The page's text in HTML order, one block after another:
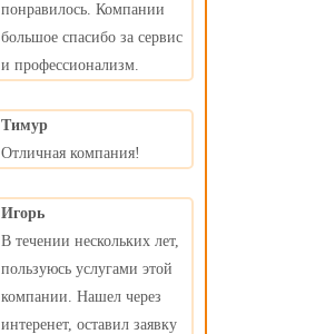
понравилось. Компании
большое спасибо за сервис
и профессионализм.
Тимур
Отличная компания!
Игорь
В течении нескольких лет,
пользуюсь услугами этой
компании. Нашел через
интеренет, оставил заявку